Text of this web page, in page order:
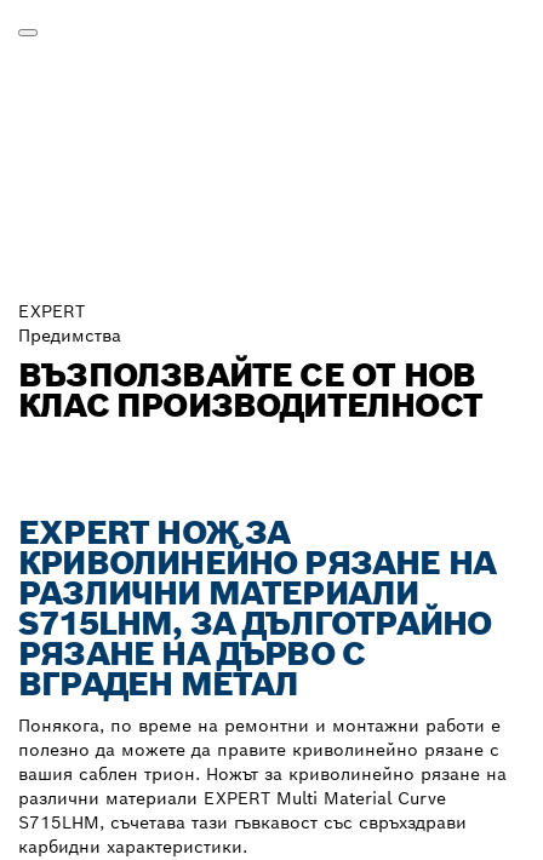
EXPERT
Предимства
ВЪЗПОЛЗВАЙТЕ СЕ ОТ НОВ
КЛАС ПРОИЗВОДИТЕЛНОСТ
EXPERT НОЖ ЗА
КРИВОЛИНЕЙНО РЯЗАНЕ НА
РАЗЛИЧНИ МАТЕРИАЛИ
S715LHM, ЗА ДЪЛГОТРАЙНО
РЯЗАНЕ НА ДЪРВО С
ВГРАДЕН МЕТАЛ
Понякога, по време на ремонтни и монтажни работи е
полезно да можете да правите криволинейно рязане с
вашия саблен трион. Ножът за криволинейно рязане на
различни материали EXPERT Multi Material Curve
S715LHM, съчетава тази гъвкавост със свръхздрави
карбидни характеристики.